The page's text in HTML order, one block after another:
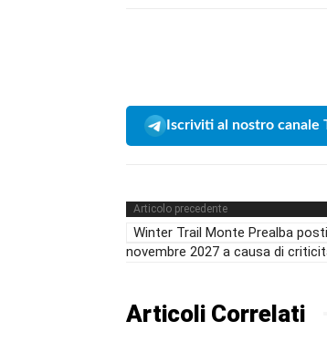
Iscriviti al nostro
Articolo precedente
Winter Trail Monte Prealba
novembre 2027 a causa di
Articoli Correlati